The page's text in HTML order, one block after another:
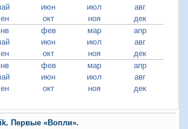
июн июл
авг
окт ноя
дек
фев мар
апр
июн июл
авг
окт ноя
дек
фев мар
апр
июн июл
авг
окт ноя дек
Первые «Вопли».